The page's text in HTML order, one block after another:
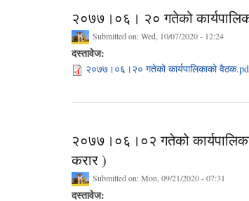
२०७७।०६। २० गतेको
Submitted on:Wed, 10/07/2020 - 12:24
दस्तावेज:
२०७७।०६।२० गतेको कार्यपालिकाको
२०७७।०६।०२ गतेको
करार )
Submitted on:Mon, 09/21/2020 - 07:31
दस्तावेज: